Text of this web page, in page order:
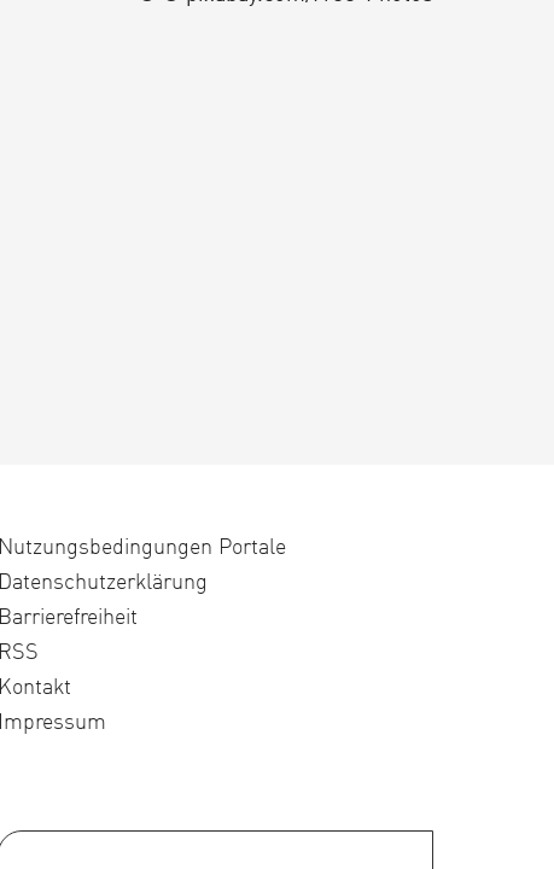
Nutzungsbedingungen Portale
Datenschutzerklärung
Barrierefreiheit
RSS
Kontakt
Impressum